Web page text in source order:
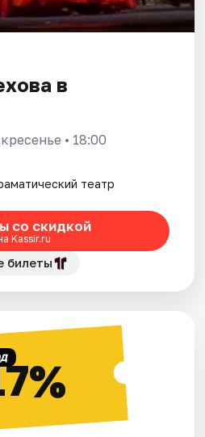
в
• 18:00
театр
со скидкой
Kassir.ru
билеты